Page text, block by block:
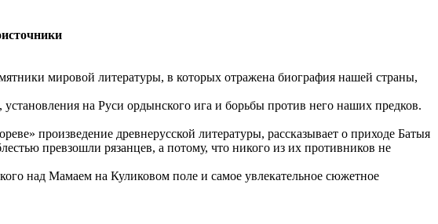
мировой литературы, в которых отражена биография нашей страны,
на Руси ордынского ига и борьбы против него наших предков.
произведение древнерусской литературы, рассказывает о приходе Батыя
превзошли рязанцев, а потому, что никого из их противников не
над Мамаем на Куликовом поле и самое увлекательное сюжетное